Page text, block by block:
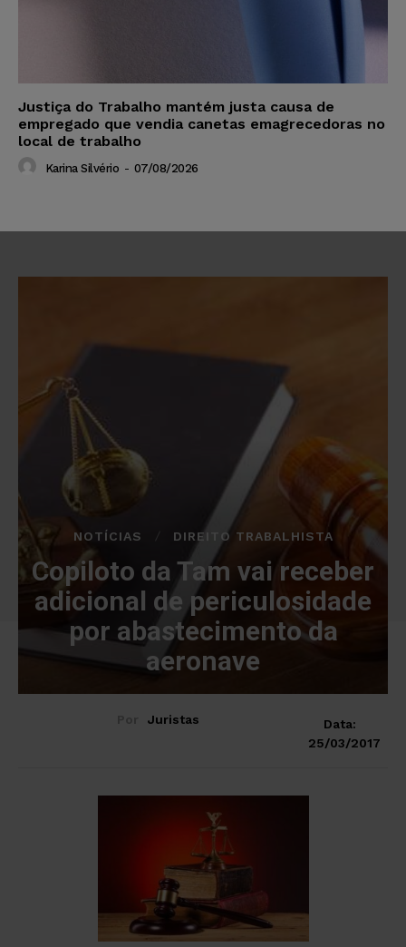
Justiça do Trabalho mantém justa causa de
empregado que vendia canetas emagrecedoras no
local de trabalho
Karina Silvério - 07/08/2026